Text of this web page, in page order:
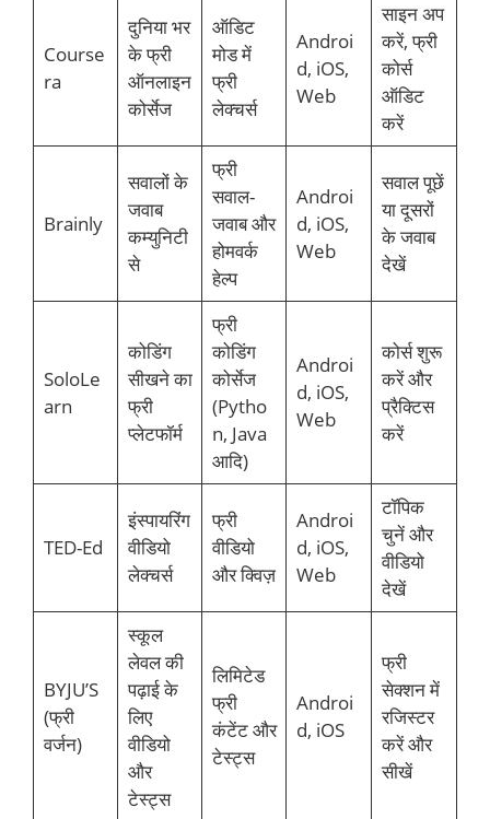
Course
ra
दुनिया भर
के फ्री
ऑनलाइन
कोर्सेज
ऑडिट
मोड में
फ्री
लेक्चर्स
Androi
d, iOS,
Web
साइन अप
करें, फ्री
कोर्स
ऑडिट
करें
Brainly
सवालों के
जवाब
कम्युनिटी
से
फ्री
सवाल-
जवाब और
होमवर्क
हेल्प
Androi
d, iOS,
Web
सवाल पूछें
या दूसरों
के जवाब
देखें
SoloLe
arn
कोडिंग
सीखने का
फ्री
प्लेटफॉर्म
फ्री
कोडिंग
कोर्सेज
(Pytho
n, Java
आदि)
Androi
d, iOS,
Web
कोर्स शुरू
करें और
प्रैक्टिस
करें
TED-Ed
इंस्पायरिंग
वीडियो
लेक्चर्स
फ्री
वीडियो
और क्विज़
Androi
d, iOS,
Web
टॉपिक
चुनें और
वीडियो
देखें
BYJU’S
(फ्री
वर्जन)
स्कूल
लेवल की
पढ़ाई के
लिए
वीडियो
और
टेस्ट्स
लिमिटेड
फ्री
कंटेंट और
टेस्ट्स
Androi
d, iOS
फ्री
सेक्शन में
रजिस्टर
करें और
सीखें